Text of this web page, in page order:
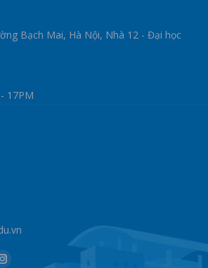
Bạch Mai, Hà Nội, Nhà 12 - Đại học
17PM